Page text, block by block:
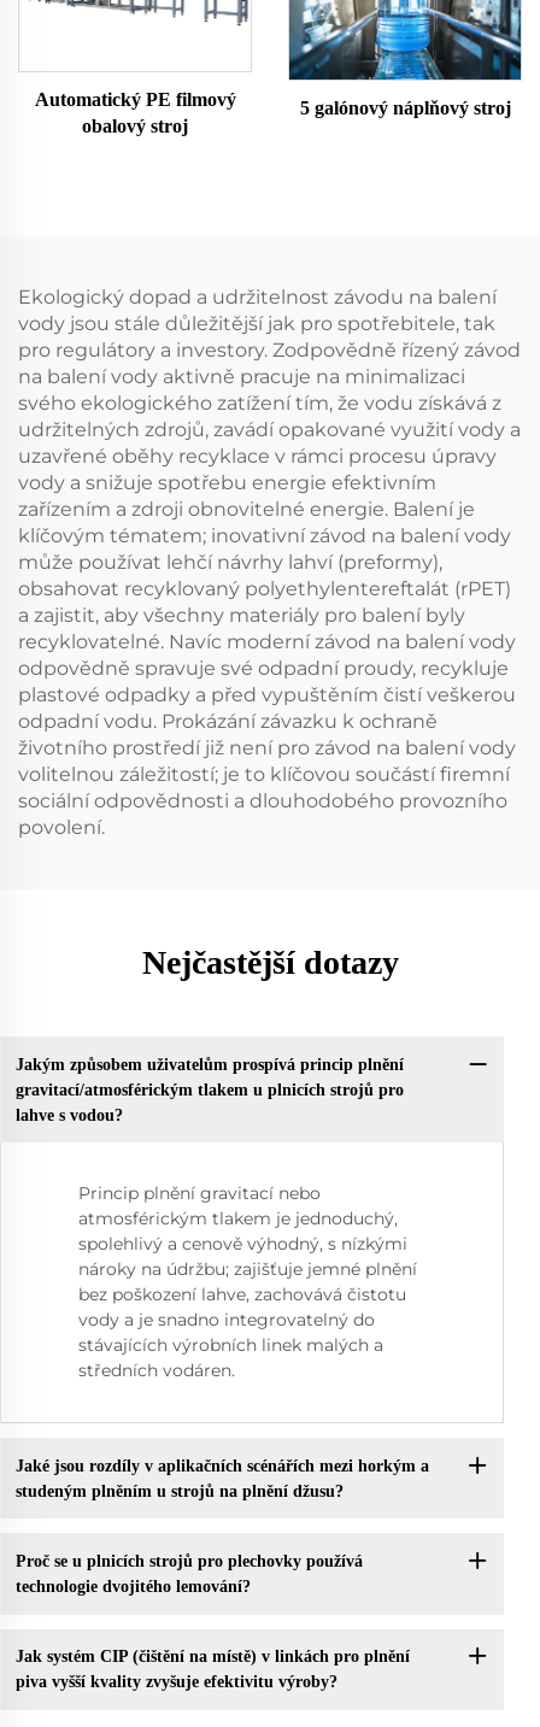
Automatický PE filmový
obalový stroj
5 galónový náplňový stroj
Ekologický dopad a udržitelnost závodu na balení
vody jsou stále důležitější jak pro spotřebitele, tak
pro regulátory a investory. Zodpovědně řízený závod
na balení vody aktivně pracuje na minimalizaci
svého ekologického zatížení tím, že vodu získává z
udržitelných zdrojů, zavádí opakované využití vody a
uzavřené oběhy recyklace v rámci procesu úpravy
vody a snižuje spotřebu energie efektivním
zařízením a zdroji obnovitelné energie. Balení je
klíčovým tématem; inovativní závod na balení vody
může používat lehčí návrhy lahví (preformy),
obsahovat recyklovaný polyethylentereftalát (rPET)
a zajistit, aby všechny materiály pro balení byly
recyklovatelné. Navíc moderní závod na balení vody
odpovědně spravuje své odpadní proudy, recykluje
plastové odpadky a před vypuštěním čistí veškerou
odpadní vodu. Prokázání závazku k ochraně
životního prostředí již není pro závod na balení vody
volitelnou záležitostí; je to klíčovou součástí firemní
sociální odpovědnosti a dlouhodobého provozního
povolení.
Nejčastější dotazy
Jakým způsobem uživatelům prospívá princip plnění
gravitací/atmosférickým tlakem u plnicích strojů pro
lahve s vodou?
Princip plnění gravitací nebo
atmosférickým tlakem je jednoduchý,
spolehlivý a cenově výhodný, s nízkými
nároky na údržbu; zajišťuje jemné plnění
bez poškození lahve, zachovává čistotu
vody a je snadno integrovatelný do
stávajících výrobních linek malých a
středních vodáren.
Jaké jsou rozdíly v aplikačních scénářích mezi horkým a
studeným plněním u strojů na plnění džusu?
Proč se u plnicích strojů pro plechovky používá
technologie dvojitého lemování?
Jak systém CIP (čištění na místě) v linkách pro plnění
piva vyšší kvality zvyšuje efektivitu výroby?